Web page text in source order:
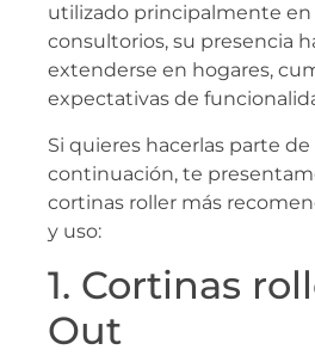
utilizado principalmente en
consultorios, su presencia
extenderse en hogares,
expectativas de
Si quieres hacerlas parte
continuación, te
cortinas roller más
y uso:
1. Cortinas
Out